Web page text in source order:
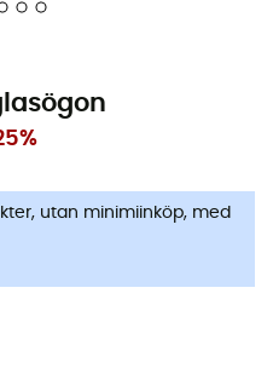
utan minimiinköp, med